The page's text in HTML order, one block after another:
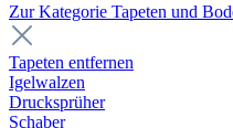
Zur Kategorie Tapeten und
Tapeten entfernen
Igelwalzen
Drucksprüher
Schaber